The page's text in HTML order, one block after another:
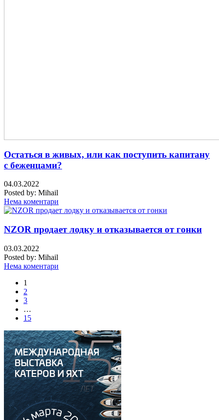
Остаться в живых, или как поступить капитану
с беженцами?
04.03.2022
Posted by: Mihail
Нема коментари
NZOR продает лодку и отказывается от гонки
03.03.2022
Posted by: Mihail
Нема коментари
1
2
3
…
15